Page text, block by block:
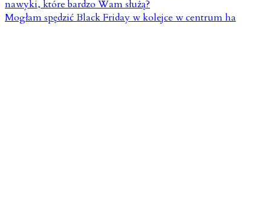
Mogłam spędzić Black Friday w kolejce w centrum ha